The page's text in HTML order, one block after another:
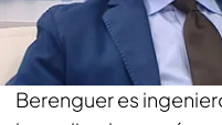
­­Él mismo se define
reconvertido en
Berenguer es